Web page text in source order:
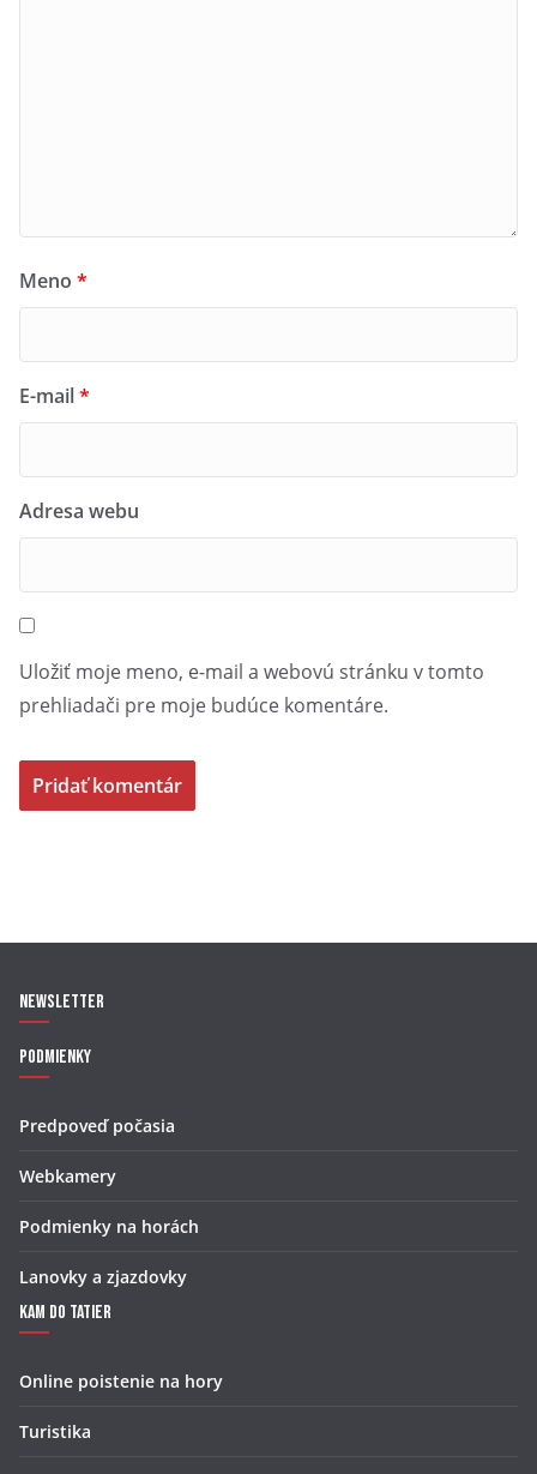
Nedeľa 9.00 – 17.00 9.00 – 16.00
Meno *
E-mail*
Adresa webu
Uložiť moje meno, e-mail a webovú stránku v tomto
prehliadači pre moje budúce komentáre.
Newsletter
Podmienky
Predpoveď počasia
Webkamery
Podmienky na horách
Lanovky a zjazdovky
Kam do Tatier
Online poistenie na hory
Turistika